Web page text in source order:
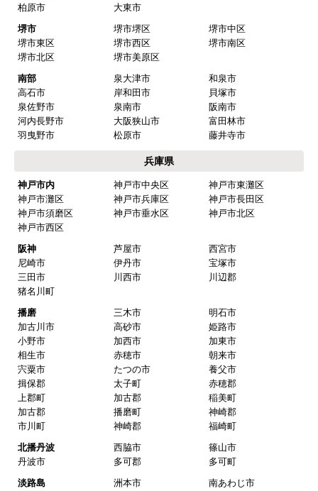
柏原市
大東市
堺市
堺市堺区
堺市中区
堺市東区
堺市西区
堺市南区
堺市北区
堺市美原区
南部
泉大津市
和泉市
高石市
岸和田市
貝塚市
泉佐野市
泉南市
阪南市
河内長野市
大阪狭山市
富田林市
羽曳野市
松原市 藤井寺市
兵庫県
神戸市内 神戸市中央区
神戸市東灘区
神戸市灘区
神戸市兵庫区
神戸市長田区
神戸市須磨区
神戸市垂水区
神戸市北区
神戸市西区
阪神
芦屋市
西宮市
尼崎市
伊丹市
宝塚市
三田市
川西市
川辺郡
猪名川町
播磨
三木市
明石市
加古川市
高砂市
姫路市
小野市
加西市
加東市
相生市
赤穂市
朝来市
宍粟市
たつの市
養父市
揖保郡
太子町
赤穂郡
上郡町
加古郡
稲美町
加古郡
播磨町
神崎郡
市川町
神崎郡
福崎町
北播丹波
西脇市
篠山市
丹波市
多可郡
多可町
淡路島
洲本市
南あわじ市